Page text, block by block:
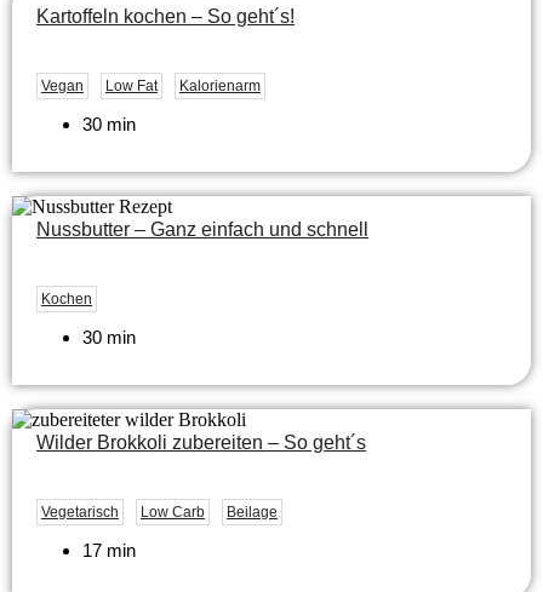
Kartoffeln kochen – So geht´s!
Vegan Low Fat Kalorienarm
30 min
Nussbutter – Ganz einfach und schnell
Kochen
30 min
Wilder Brokkoli zubereiten – So geht´s
Vegetarisch Low Carb Beilage
17 min